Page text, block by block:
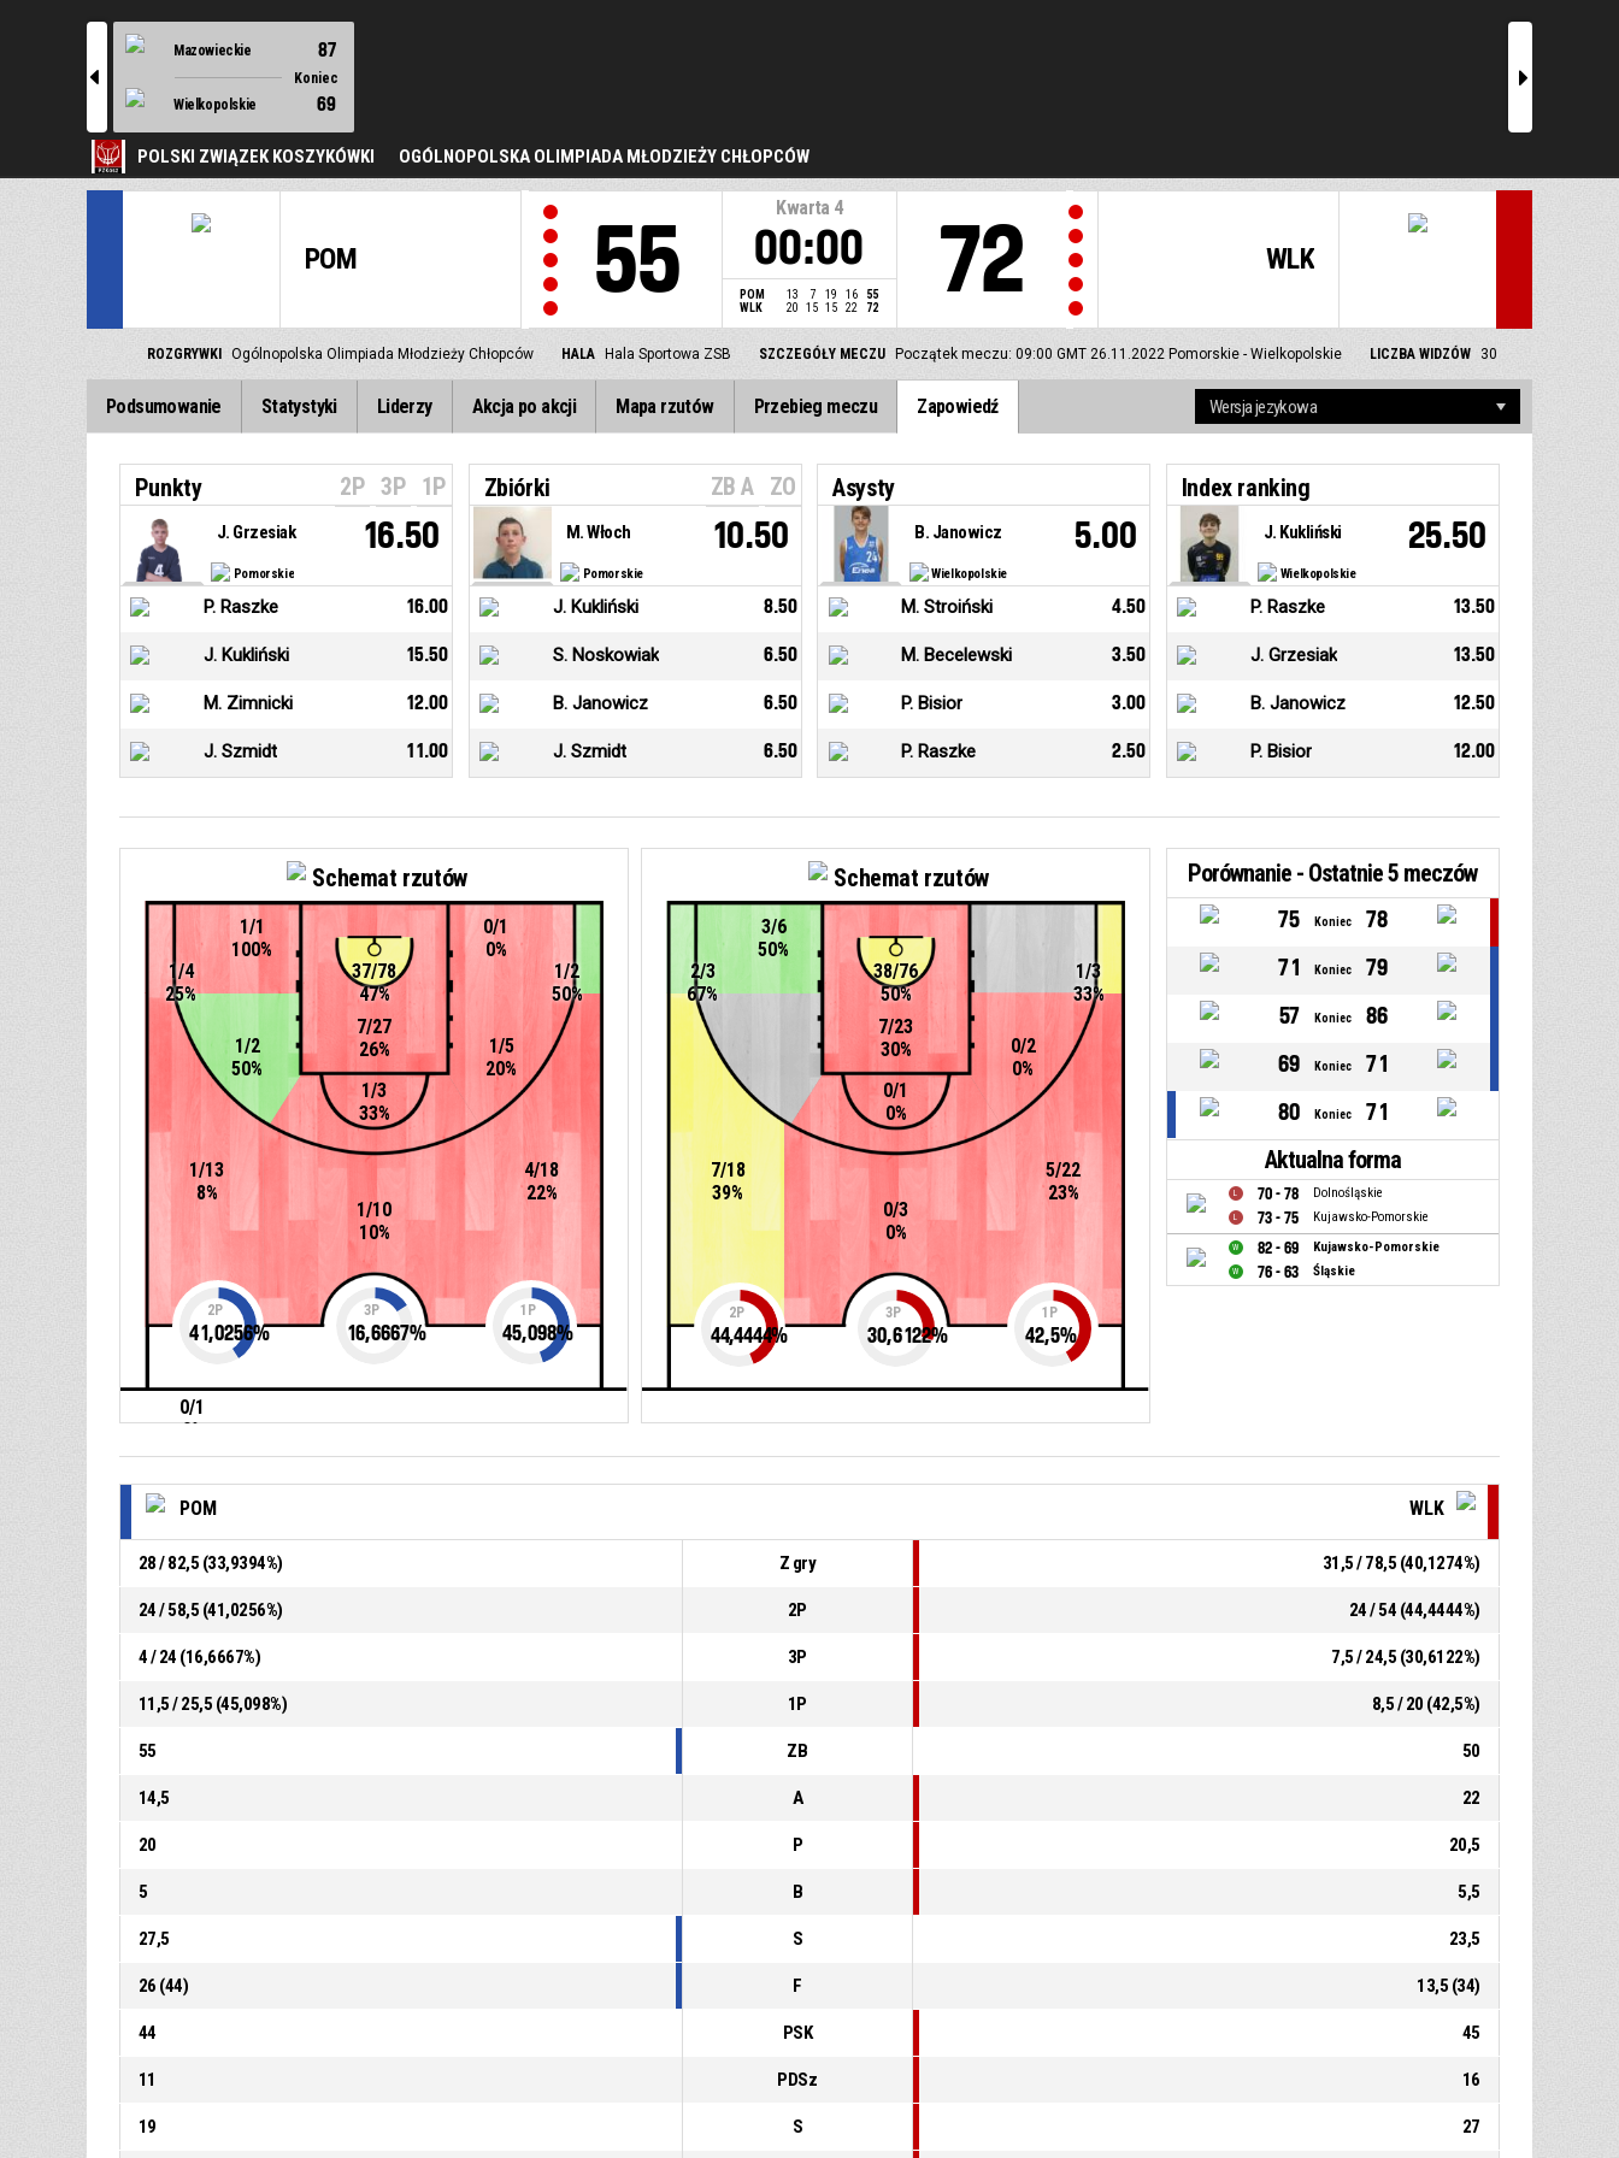
l
Mazowieckie 87
Koniec
Wielkopolskie
69
r
POLSKI ZWIĄZEK KOSZYKÓWKI OGÓLNOPOLSKA OLIMPIADA MŁODZIEŻY CHŁOPCÓW
POM 55
Kwarta 4
00:00
POM 13 7 19 16
55
WLK
20 15 15 22 72
WLK
72
ROZGRYWKI Ogólnopolska Olimpiada Młodzieży Chłopców HALA Hala Sportowa ZSB SZCZEGÓŁY MECZU Początek meczu: 09:00 GMT 26.11.2022 Pomorskie - Wielkopolskie LICZBA WIDZÓW 30
Podsumowanie Statystyki Liderzy Akcja po akcji Mapa rzutów Przebieg meczu Zapowiedź
Punkty 2P 3P 1P
Pomorskie
J. Grzesiak 16.50
P. Raszke 16.00
J. Kukliński 15.50
M. Zimnicki 12.00
J. Szmidt 11.00
Zbiórki ZB A ZO
Pomorskie
M. Włoch 10.50
J. Kukliński 8.50
S. Noskowiak 6.50
B. Janowicz 6.50
J. Szmidt 6.50
Asysty
Wielkopolskie
B. Janowicz 5.00
M. Stroiński 4.50
M. Becelewski 3.50
P. Bisior 3.00
P. Raszke 2.50
Index ranking
Wielkopolskie
J. Kukliński 25.50
P. Raszke 13.50
J. Grzesiak 13.50
B. Janowicz 12.50
P. Bisior 12.00
Schemat rzutów
1/3
33%
1/2
50%
1/5
20%
0/1
0%
7/27
26%
37/78
47%
1/1
100%
0/1
0%
1/10
10%
1/13
8%
1/4
25%
4/18
22%
1/2
50%
2P
41,0256%
3P
16,6667%
1P
45,098%
Schemat rzutów
0/1
0%
3/6
50%
0/2
0%
7/23
30%
38/76
50%
0/3
0%
7/18
39%
2/3
67%
5/22
23%
1/3
33%
2P
44,4444%
3P
30,6122%
1P
42,5%
Porównanie - Ostatnie 5 meczów
75 Koniec
78
71
Koniec
79
57
Koniec
86
69
Koniec
71
80
Koniec 71
Aktualna forma
70 - 78 Dolnośląskie
73 - 75 Kujawsko-Pomorskie
82 - 69 Kujawsko-Pomorskie
76 - 63 Śląskie
POM WLK
28 / 82,5 (33,9394%) Z gry 31,5 / 78,5 (40,1274%)
24 / 58,5 (41,0256%) 2P 24 / 54 (44,4444%)
4 / 24 (16,6667%) 3P 7,5 / 24,5 (30,6122%)
11,5 / 25,5 (45,098%) 1P 8,5 / 20 (42,5%)
55 ZB 50
14,5 A 22
20 P 20,5
5 B 5,5
27,5 S 23,5
26 (44) F 13,5 (34)
44 PSK 45
11 PDSz 16
19 S 27